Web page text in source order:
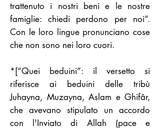
trattenuto i nostri beni e le nostre
famiglie: chiedi perdono per noi”.
Con le loro lingue pronunciano cose
che non sono nei loro cuori.
*[“Quei beduini”: il versetto si
riferisce ai beduini delle tribù
Juhayna, Muzayna, Aslam e Ghifâr,
che avevano stipulato un accordo
con l'Inviato di Allah (pace e